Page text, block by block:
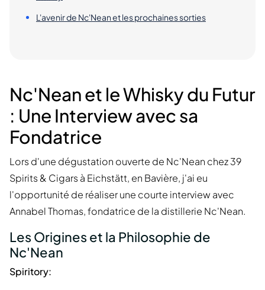
L'avenir de Nc'Nean et les prochaines sorties
Nc'Nean et le Whisky du Futur
: Une Interview avec sa
Fondatrice
Lors d'une dégustation ouverte de Nc'Nean chez 39
Spirits & Cigars à Eichstätt, en Bavière, j'ai eu
l'opportunité de réaliser une courte interview avec
Annabel Thomas, fondatrice de la distillerie Nc'Nean.
Les Origines et la Philosophie de
Nc'Nean
Spiritory: